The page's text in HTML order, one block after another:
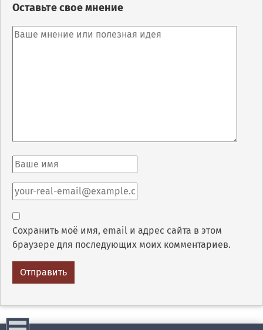
Оставьте свое мнение
Сохранить моё имя, email и адрес сайта в этом
браузере для последующих моих комментариев.